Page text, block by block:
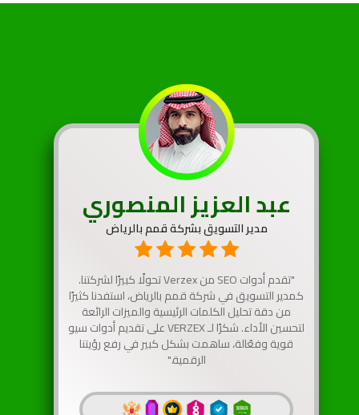
عبد العزيز المنصوري
مدير التسويق بشركة قمم بالرياض
"تقدم أدوات SEO من Verzex تحولًا كبيرًا لشركتنا.
كمدير التسويق في شركة قمم بالرياض، استفدنا كثيرًا
من دقة تحليل الكلمات الرئيسية والميزات الرائعة
لتحسين الأداء. شكرًا لـ VERZEX على تقديم أدوات سيو
قوية وفعّالة، ساهمت بشكل كبير في رفع رؤيتنا
الرقمية."